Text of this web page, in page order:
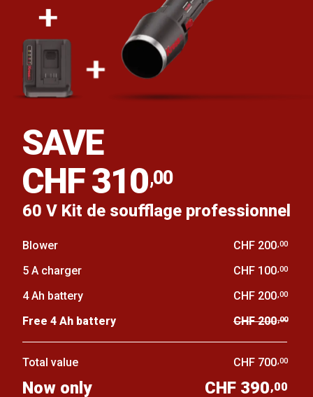
60 V Kit de soufflage professionnel
Blower CHF 200,00
5 A charger CHF 100,00
4 Ah battery CHF 200,00
Free 4 Ah battery CHF 200,00
Total value CHF 700,00
Now only CHF 390,00
SAVE
CHF 310,00